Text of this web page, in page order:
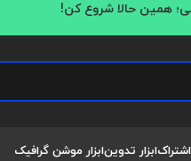
همین حالا شروع کن!
ابزار تدوینابزار موشن گرافیک